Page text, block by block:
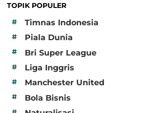
TOPIK POPULER
#
Timnas Indonesia
# Piala Dunia
# Bri Super League
# Liga Inggris
# Manchester United
# Bola Bisnis